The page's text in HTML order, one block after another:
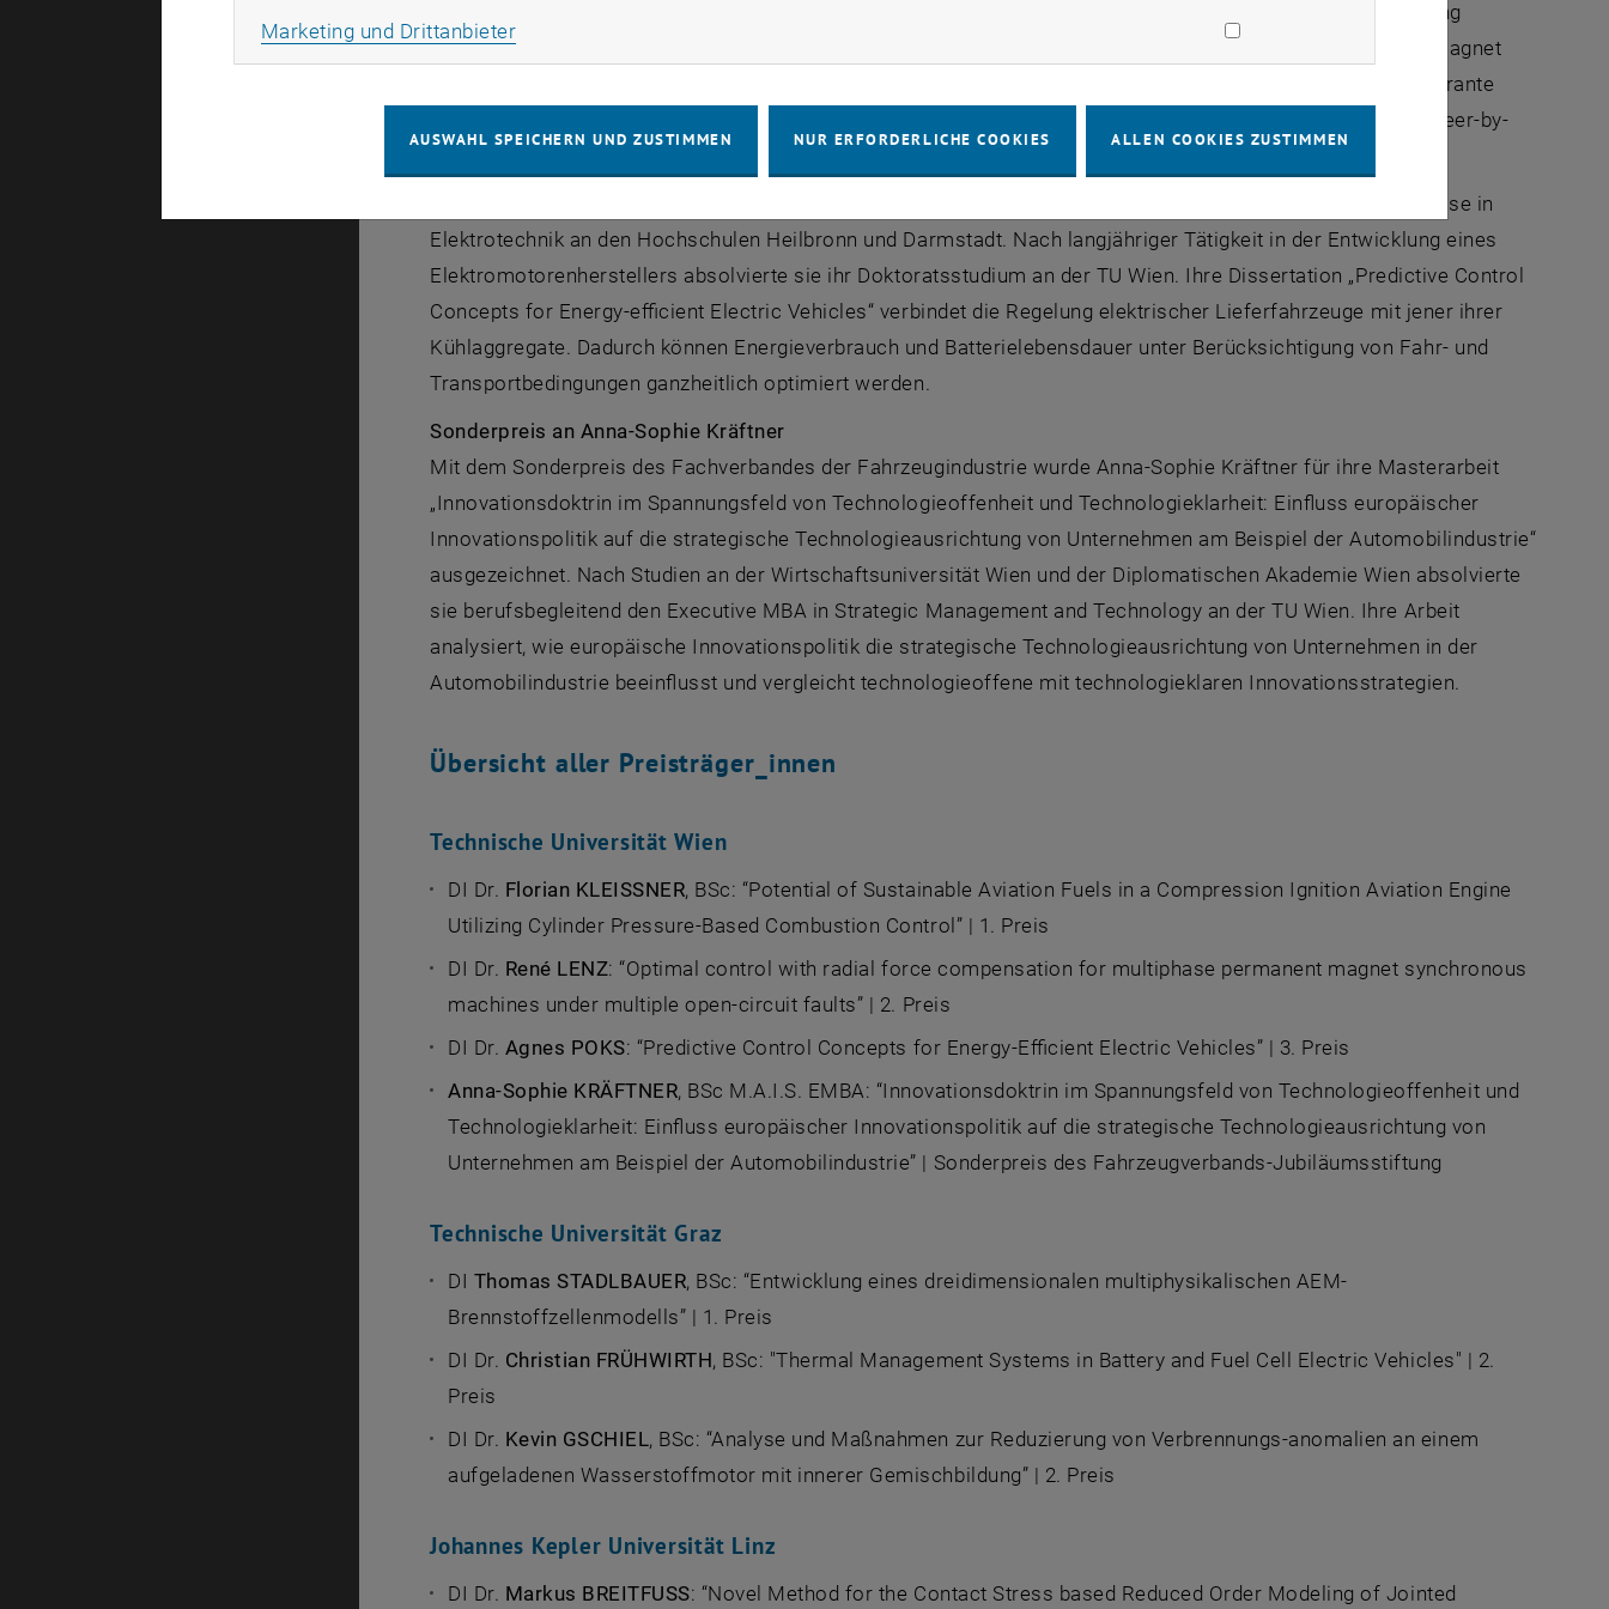
entstand am Institut für Automatisierungs- und Regelungstechnik und wurde 2024 ebenfalls mit Auszeichnung
abgeschlossen. In der Arbeit
„Optimal Control with Radial Force Compensation for Multiphase Permanent Magnet
entwickelte er Regelungsverfahren für fehlertolerante
Steer-by-
verfügt über eine Ausbildung als Industriekauffrau und Elektronikerin sowie Studienabschlüsse in
Elektrotechnik an den Hochschulen Heilbronn und Darmstadt. Nach langjähriger Tätigkeit in der Entwicklung eines
Elektromotorenherstellers absolvierte sie ihr Doktoratsstudium an der TU Wien. Ihre Dissertation „Predictive Control
Concepts for Energy-efficient Electric Vehicles“ verbindet die Regelung elektrischer Lieferfahrzeuge mit jener ihrer
Kühlaggregate. Dadurch können Energieverbrauch und Batterielebensdauer unter Berücksichtigung von Fahr- und
Transportbedingungen ganzheitlich optimiert werden.
Sonderpreis an Anna-Sophie Kräftner
Mit dem Sonderpreis des Fachverbandes der Fahrzeugindustrie wurde Anna-Sophie Kräftner für ihre Masterarbeit
„Innovationsdoktrin im Spannungsfeld von Technologieoffenheit und Technologieklarheit: Einfluss europäischer
Innovationspolitik auf die strategische Technologieausrichtung von Unternehmen am Beispiel der Automobilindustrie“
ausgezeichnet. Nach Studien an der Wirtschaftsuniversität Wien und der Diplomatischen Akademie Wien absolvierte
sie berufsbegleitend den Executive MBA in Strategic Management and Technology an der TU Wien. Ihre Arbeit
analysiert, wie europäische Innovationspolitik die strategische Technologieausrichtung von Unternehmen in der
Automobilindustrie beeinflusst und vergleicht technologieoffene mit technologieklaren Innovationsstrategien.
Übersicht aller Preisträger_innen
Technische Universität Wien
DI Dr. Florian KLEISSNER, BSc: “Potential of Sustainable Aviation Fuels in a Compression Ignition Aviation Engine
Utilizing Cylinder Pressure-Based Combustion Control” | 1. Preis
DI Dr. René LENZ: “Optimal control with radial force compensation for multiphase permanent magnet synchronous
machines under multiple open-circuit faults” | 2. Preis
DI Dr. Agnes POKS: “Predictive Control Concepts for Energy-Efficient Electric Vehicles” | 3. Preis
Anna-Sophie KRÄFTNER, BSc M.A.I.S. EMBA: “Innovationsdoktrin im Spannungsfeld von Technologieoffenheit und
Technologieklarheit: Einfluss europäischer Innovationspolitik auf die strategische Technologieausrichtung von
Unternehmen am Beispiel der Automobilindustrie” | Sonderpreis des Fahrzeugverbands-Jubiläumsstiftung
Technische Universität Graz
DI Thomas STADLBAUER, BSc: “Entwicklung eines dreidimensionalen multiphysikalischen AEM-
Brennstoffzellenmodells” | 1. Preis
DI Dr. Christian FRÜHWIRTH, BSc: "Thermal Management Systems in Battery and Fuel Cell Electric Vehicles" | 2.
Preis
DI Dr. Kevin GSCHIEL, BSc: “Analyse und Maßnahmen zur Reduzierung von Verbrennungs-anomalien an einem
aufgeladenen Wasserstoffmotor mit innerer Gemischbildung” | 2. Preis
Johannes Kepler Universität Linz
DI Dr. Markus BREITFUSS: “Novel Method for the Contact Stress based Reduced Order Modeling of Jointed
Marketing und DrittanbieterMarketing Cookies zulassen
AUSWAHL SPEICHERN UND ZUSTIMMEN NUR ERFORDERLICHE COOKIES ALLEN COOKIES ZUSTIMMEN